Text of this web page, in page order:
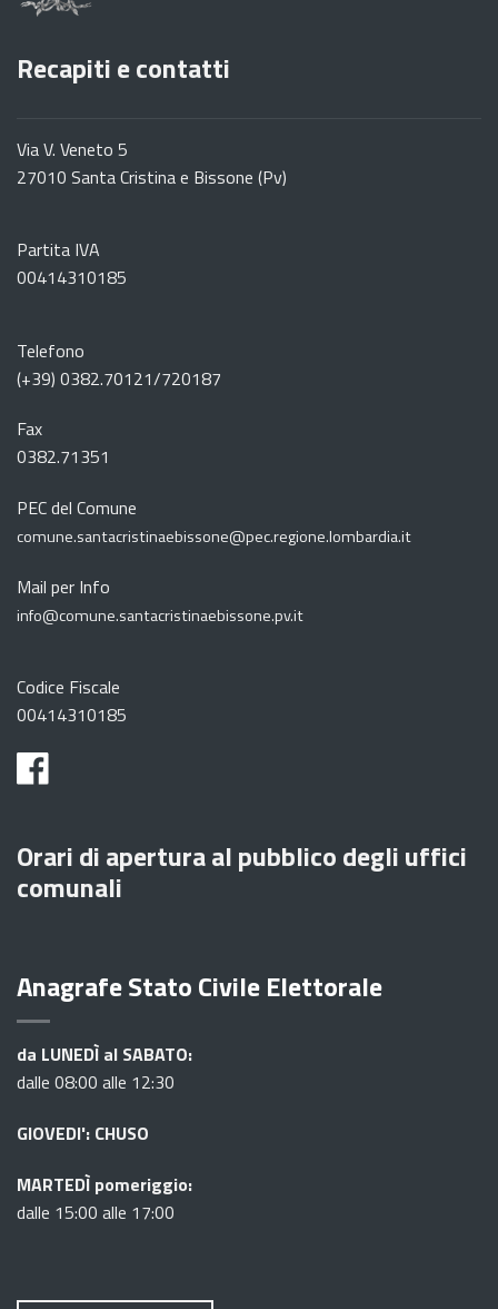
Recapiti e contatti
Via V. Veneto 5
27010 Santa Cristina e Bissone (Pv)
Partita IVA
00414310185
Telefono
(+39) 0382.70121/720187
Fax
0382.71351
PEC del Comune
comune.santacristinaebissone@pec.regione.lombardia.it
Mail per Info
info@comune.santacristinaebissone.pv.it
Codice Fiscale
00414310185
Orari di apertura al pubblico degli uffici
comunali
Anagrafe Stato Civile Elettorale
da LUNEDÌ al SABATO:
dalle 08:00 alle 12:30
GIOVEDI': CHUSO
MARTEDÌ pomeriggio:
dalle 15:00 alle 17:00